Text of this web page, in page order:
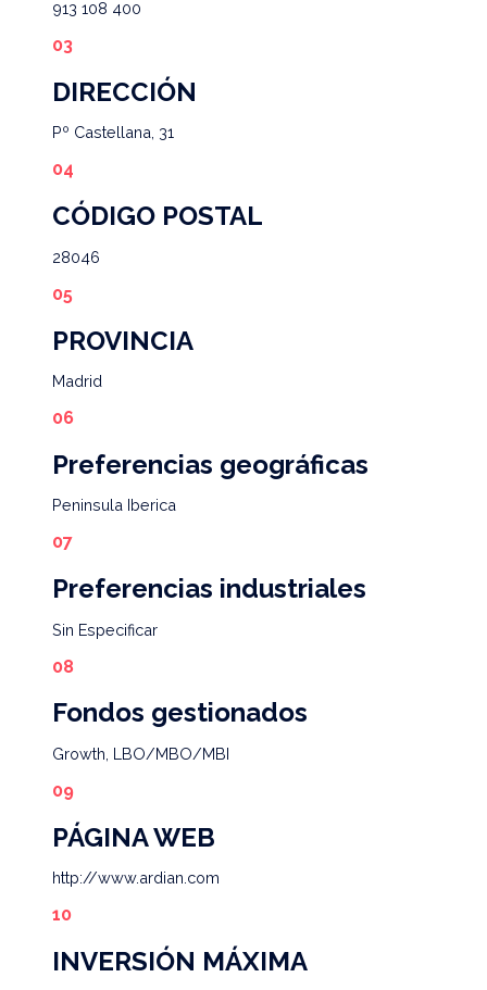
913 108 400
DIRECCIÓN
Pº Castellana, 31
CÓDIGO POSTAL
28046
PROVINCIA
Madrid
Preferencias geográficas
Peninsula Iberica
Preferencias industriales
Sin Especificar
Fondos gestionados
Growth, LBO/MBO/MBI
PÁGINA WEB
http://www.ardian.com
INVERSIÓN MÁXIMA